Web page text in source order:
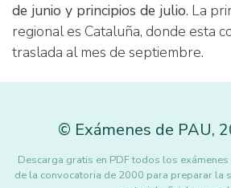
de junio y principios de julio. La
regional es Cataluña, donde esta
traslada al mes de septiembre.
© Exámenes de PAU,
Descarga gratis en PDF todos los
de la convocatoria de 2000 para preparar la